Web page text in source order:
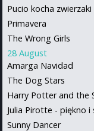
Pucio kocha zwierzaki
Primavera
The Wrong Girls
28 August
Amarga Navidad
The Dog Stars
Harry Potter and the
Julia Pirotte - piękno i
Sunny Dancer